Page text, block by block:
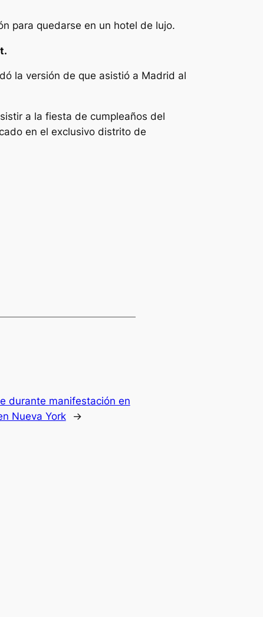
para quedarse en un hotel de lujo.
la versión de que asistió a Madrid al
a la fiesta de cumpleaños del
en el exclusivo distrito de
durante manifestación en
Nueva York
→